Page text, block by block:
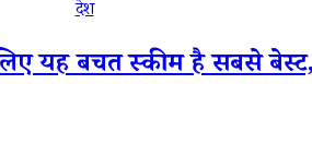
देश
स्कीम है सबसे बेस्ट,